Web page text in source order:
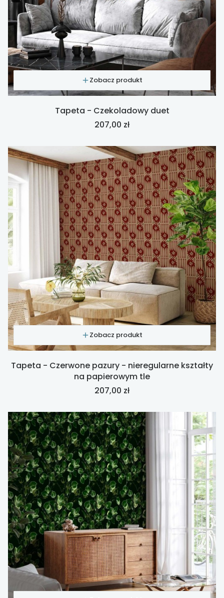
Zobacz produkt
Tapeta - Czekoladowy duet
Cena
207,00 zł
Zobacz produkt
Tapeta - Czerwone pazury - nieregularne kształty
na papierowym tle
Cena
207,00 zł